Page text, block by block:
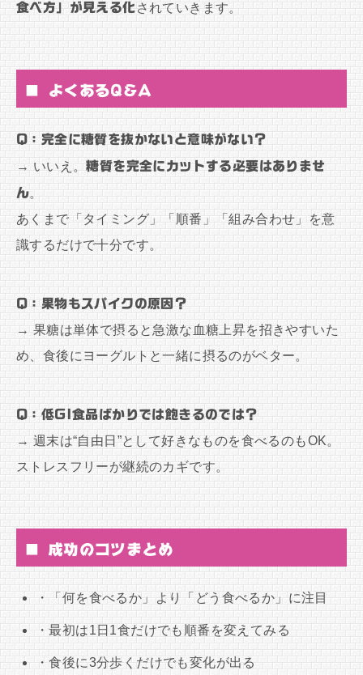
食べ方」が見える化されていきます。
■ よくあるQ&A
Q：完全に糖質を抜かないと意味がない？
→ いいえ。糖質を完全にカットする必要はありませ
ん。
あくまで「タイミング」「順番」「組み合わせ」を意
識するだけで十分です。
Q：果物もスパイクの原因？
→ 果糖は単体で摂ると急激な血糖上昇を招きやすいた
め、食後にヨーグルトと一緒に摂るのがベター。
Q：低GI食品ばかりでは飽きるのでは？
→ 週末は“自由日”として好きなものを食べるのもOK。
ストレスフリーが継続のカギです。
■ 成功のコツまとめ
・「何を食べるか」より「どう食べるか」に注目
・最初は1日1食だけでも順番を変えてみる
・食後に3分歩くだけでも変化が出る